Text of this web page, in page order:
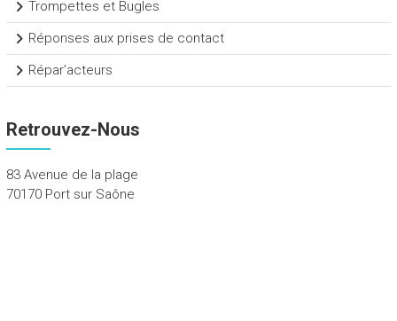
Trompettes et Bugles
Réponses aux prises de contact
Répar’acteurs
Retrouvez-Nous
83 Avenue de la plage
70170 Port sur Saône